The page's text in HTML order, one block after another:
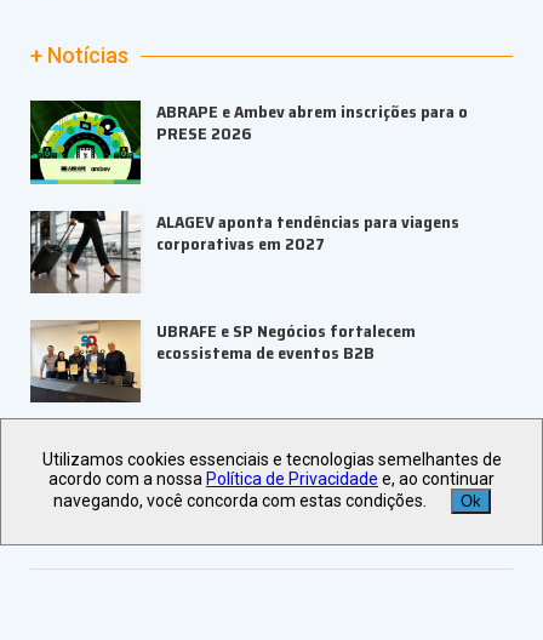
+ Notícias
ABRAPE e Ambev abrem inscrições para o
PRESE 2026
ALAGEV aponta tendências para viagens
corporativas em 2027
UBRAFE e SP Negócios fortalecem
ecossistema de eventos B2B
tributação e precificação
Utilizamos cookies essenciais e tecnologias semelhantes de
acordo com a nossa Política de Privacidade e, ao continuar
navegando, você concorda com estas condições.
Ok